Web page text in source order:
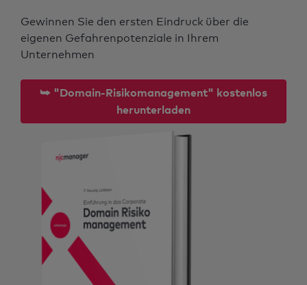
Gewinnen Sie den ersten Eindruck über die
eigenen Gefahrenpotenziale in Ihrem
Unternehmen
⮩ "Domain-Risikomanagement" kostenlos
herunterladen